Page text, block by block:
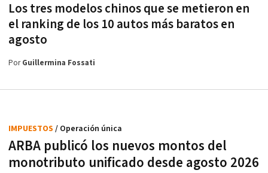
Los tres modelos chinos que se metieron en
el ranking de los 10 autos más baratos en
agosto
PorGuillermina Fossati
ARBA publicó los nuevos montos del
monotributo unificado desde agosto 2026
IMPUESTOS / Operación única